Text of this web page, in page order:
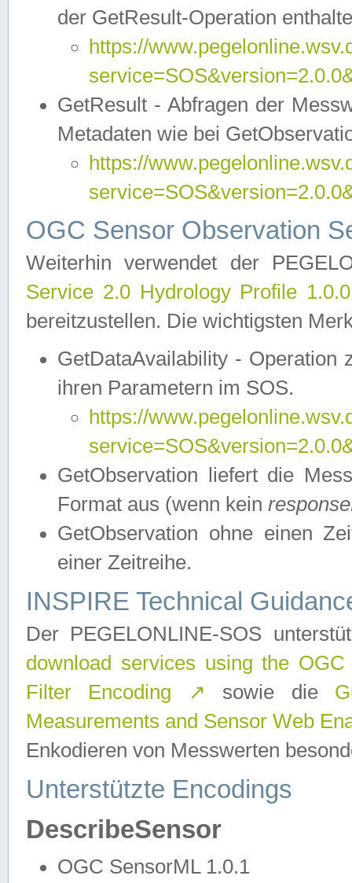
der GetResult-Operation
https://
GetResult - Abfragen der
Metadaten wie bei
https://
OGC Sensor Observation
Weiterhin verwendet der
Service 2.0 Hydrology Profile
bereitzustellen. Die wichtigsten
GetDataAvailability - Operation
ihren Parametern im SOS.
https://
GetObservation liefert die
Format aus (wenn kein
GetObservation ohne einen
einer Zeitreihe.
INSPIRE Technical
Der PEGELONLINE-SOS
download services using the
Filter Encoding
↗ sowie die
Measurements and Sensor Web
Enkodieren von Messwerten
Unterstützte Encodings
DescribeSensor
OGC SensorML 1.0.1